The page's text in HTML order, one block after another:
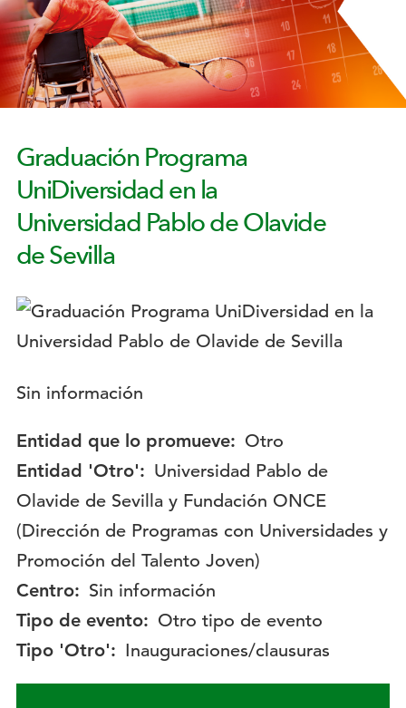
Graduación Programa
UniDiversidad en la
Universidad Pablo de Olavide
de Sevilla
Logotipo:
Descripción:
Sin información
Entidad que lo promueve: Otro
Entidad 'Otro': Universidad Pablo de
Olavide de Sevilla y Fundación ONCE
(Dirección de Programas con Universidades y
Promoción del Talento Joven)
Centro: Sin información
Tipo de evento: Otro tipo de evento
Tipo 'Otro': Inauguraciones/clausuras